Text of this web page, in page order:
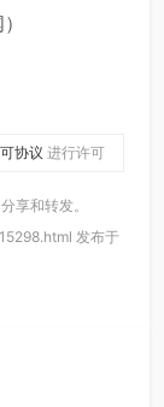
协议 进行许可
享和转发。
发布于